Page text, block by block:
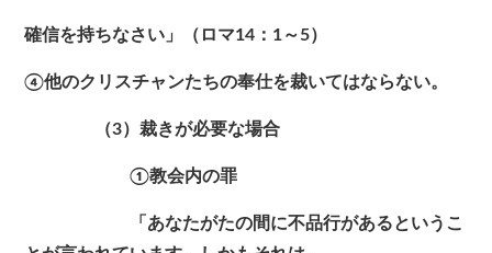
確信を持ちなさい」（ロマ14：1～5）
④他のクリスチャンたちの奉仕を裁いてはならない。
（3）裁きが必要な場合
①教会内の罪
「あなたがたの間に不品行があるというこ